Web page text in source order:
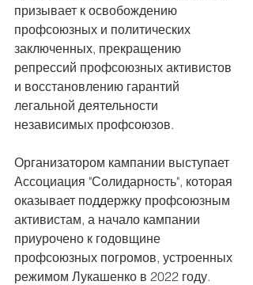
призывает к освобождению
профсоюзных и политических
заключенных, прекращению
репрессий профсоюзных активистов
и восстановлению гарантий
легальной деятельности
независимых профсоюзов.
Организатором кампании выступает
Ассоциация "Солидарность", которая
оказывает поддержку профсоюзным
активистам, а начало кампании
приурочено к годовщине
профсоюзных погромов, устроенных
режимом Лукашенко в 2022 году.